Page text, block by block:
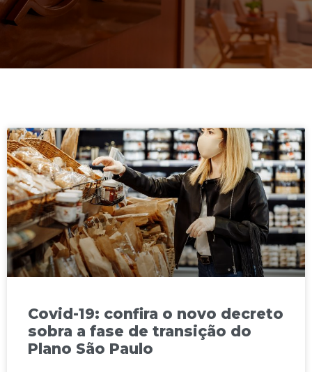
Covid-19: confira o novo decreto
sobra a fase de transição do
Plano São Paulo